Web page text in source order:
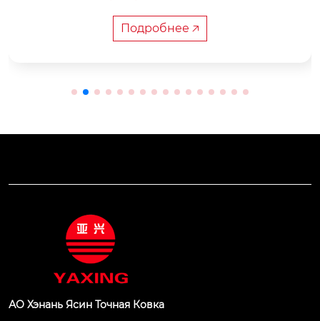
Расстояние между центрами:
АО Хэнань Ясин Точная Ковка